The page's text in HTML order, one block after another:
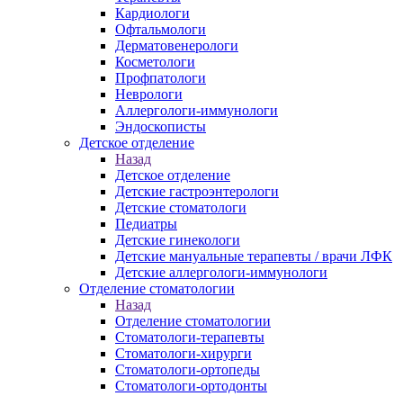
Кардиологи
Офтальмологи
Дерматовенерологи
Косметологи
Профпатологи
Неврологи
Аллергологи-иммунологи
Эндоскописты
Детское отделение
Назад
Детское отделение
Детские гастроэнтерологи
Детские стоматологи
Педиатры
Детские гинекологи
Детские мануальные терапевты / врачи ЛФК
Детские аллергологи-иммунологи
Отделение стоматологии
Назад
Отделение стоматологии
Стоматологи-терапевты
Стоматологи-хирурги
Стоматологи-ортопеды
Стоматологи-ортодонты